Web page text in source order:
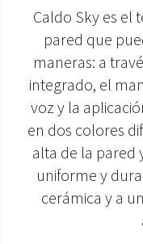
CONTACTA CON NOSOTROS
MONDE OS
ÁREA DE DESCARGA
Caldo Sky es el
pared que
maneras: a
integrado, el
voz y la
en dos colores
alta de la pared
uniforme y
cerámica y a